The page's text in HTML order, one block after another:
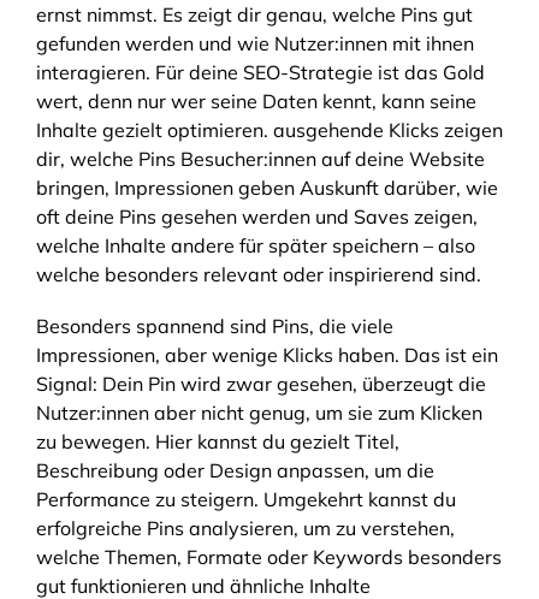
ernst nimmst. Es zeigt dir genau, welche Pins gut
gefunden werden und wie Nutzer:innen mit ihnen
interagieren. Für deine SEO-Strategie ist das Gold
wert, denn nur wer seine Daten kennt, kann seine
Inhalte gezielt optimieren. ausgehende Klicks zeigen
dir, welche Pins Besucher:innen auf deine Website
bringen, Impressionen geben Auskunft darüber, wie
oft deine Pins gesehen werden und Saves zeigen,
welche Inhalte andere für später speichern – also
welche besonders relevant oder inspirierend sind.
Besonders spannend sind Pins, die viele
Impressionen, aber wenige Klicks haben. Das ist ein
Signal: Dein Pin wird zwar gesehen, überzeugt die
Nutzer:innen aber nicht genug, um sie zum Klicken
zu bewegen. Hier kannst du gezielt Titel,
Beschreibung oder Design anpassen, um die
Performance zu steigern. Umgekehrt kannst du
erfolgreiche Pins analysieren, um zu verstehen,
welche Themen, Formate oder Keywords besonders
gut funktionieren und ähnliche Inhalte